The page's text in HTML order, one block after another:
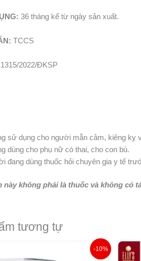
36 tháng kể từ ngày sản xuất.
TCCS
1315/2022/ĐKSP
sử dụng cho người mẫn cảm, kiêng kỵ
dùng cho phụ nữ có thai, cho con bú.
đang dùng thuốc hỏi chuyên gia y tế
này không phải là thuốc và không có
tương tự
-10%